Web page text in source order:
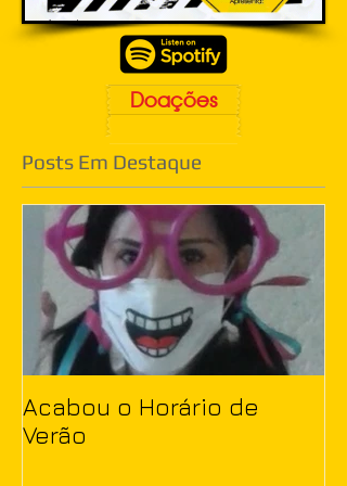
Doações
Posts Em Destaque
Acabou o Horário de
Verão